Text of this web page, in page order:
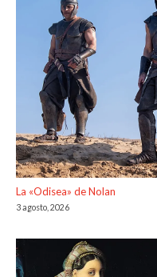
La «Odisea» de Nolan
3 agosto, 2026